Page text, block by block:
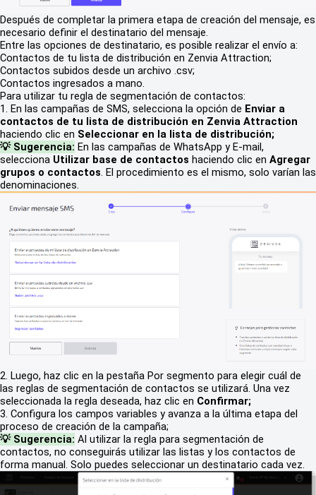
Después de completar la primera etapa de creación del mensaje, es
necesario definir el destinatario del mensaje.
Entre las opciones de destinatario, es posible realizar el envío a:
Contactos de tu lista de distribución en Zenvia Attraction;
Contactos subidos desde un archivo .csv;
Contactos ingresados a mano.
Para utilizar tu regla de segmentación de contactos:
1. En las campañas de SMS, selecciona la opción de Enviar a
contactos de tu lista de distribución en Zenvia Attraction
haciendo clic en Seleccionar en la lista de distribución;
💡 Sugerencia: En las campañas de WhatsApp y E-mail,
selecciona Utilizar base de contactos haciendo clic en Agregar
grupos o contactos. El procedimiento es el mismo, solo varían las
denominaciones.
2. Luego, haz clic en la pestaña Por segmento para elegir cuál de
las reglas de segmentación de contactos se utilizará. Una vez
seleccionada la regla deseada, haz clic en Confirmar;
3. Configura los campos variables y avanza a la última etapa del
proceso de creación de la campaña;
💡 Sugerencia: Al utilizar la regla para segmentación de
contactos, no conseguirás utilizar las listas y los contactos de
forma manual. Solo puedes seleccionar un destinatario cada vez.